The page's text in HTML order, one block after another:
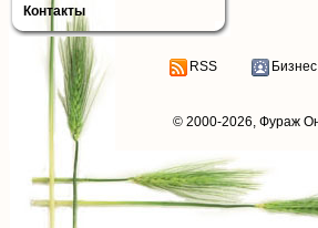
Контакты
RSS
© 2000-2026, Фураж